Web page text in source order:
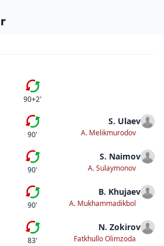
Byte
90+2'
Byte
90'
S. Ulaev
A. Melikmurodov
Byte
90'
S. Naimov
A. Sulaymonov
Byte
90'
B. Khujaev
A. Mukhammadikbol
Femte bytet
83'
N. Zokirov
Fatkhullo Olimzoda